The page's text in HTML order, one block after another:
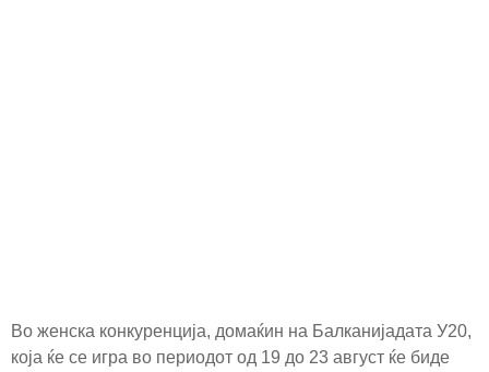
Во женска конкуренција, домаќин на Балканијадата У20,
која ќе се игра во периодот од 19 до 23 август ќе биде